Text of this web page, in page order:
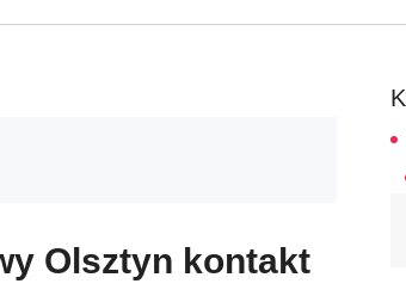
Olsztyn kontakt